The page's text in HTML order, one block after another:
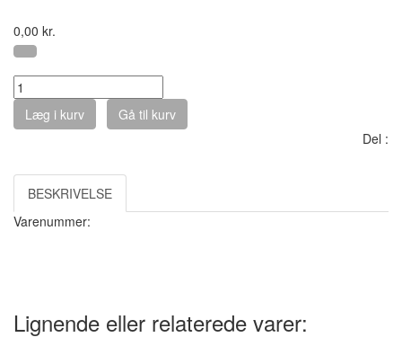
0,00 kr.
Læg i kurv
Gå til kurv
Del :
BESKRIVELSE
Varenummer:
Lignende eller relaterede varer: